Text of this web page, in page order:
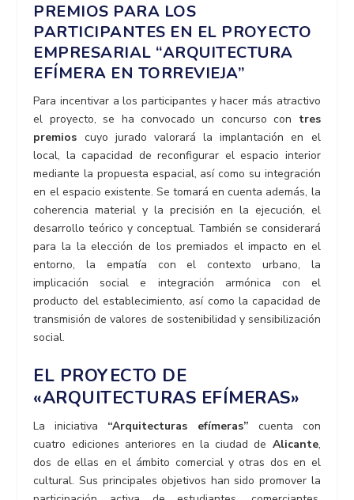
PREMIOS PARA LOS
PARTICIPANTES EN EL PROYECTO
EMPRESARIAL “ARQUITECTURA
EFÍMERA EN TORREVIEJA”
Para incentivar a los participantes y hacer más atractivo
el proyecto, se ha convocado un concurso con tres
premios cuyo jurado valorará la implantación en el
local, la capacidad de reconfigurar el espacio interior
mediante la propuesta espacial, así como su integración
en el espacio existente. Se tomará en cuenta además, la
coherencia material y la precisión en la ejecución, el
desarrollo teórico y conceptual. También se considerará
para la la elección de los premiados el impacto en el
entorno, la empatía con el contexto urbano, la
implicación social e integración armónica con el
producto del establecimiento, así como la capacidad de
transmisión de valores de sostenibilidad y sensibilización
social.
EL PROYECTO DE
«ARQUITECTURAS EFÍMERAS»
La iniciativa “Arquitecturas efímeras” cuenta con
cuatro ediciones anteriores en la ciudad de Alicante,
dos de ellas en el ámbito comercial y otras dos en el
cultural. Sus principales objetivos han sido promover la